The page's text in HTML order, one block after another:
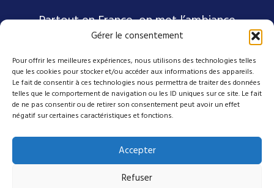
Gérer le consentement
Pour offrir les meilleures expériences, nous utilisons des technologies telles
que les cookies pour stocker et/ou accéder aux informations des appareils.
Le fait de consentir à ces technologies nous permettra de traiter des données
telles que le comportement de navigation ou les ID uniques sur ce site. Le fait
de ne pas consentir ou de retirer son consentement peut avoir un effet
négatif sur certaines caractéristiques et fonctions.
Accepter
Refuser
Partout en France, on met l’ambiance
Nos coordonnées
4 avenue Emmanuel D'Alzon
30120 Le Vigan
04 27 50 17 50
contact@mes-scenes-de-stars.com